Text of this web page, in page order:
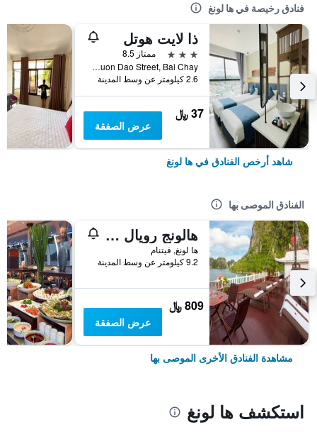
فنادق رخيصة في ها لونغ
ذا لايت هوتل
3 نجوم
ممتاز 8.5
108a Vuon Dao Street, Bai Chay, ها لونغ, فيتنام
2.6 كيلومتر عن وسط المدينة
37 ﷼
عرض الصفقة
شاهد أرخص الفنادق في ها لونغ
الفنادق الموصى بها
هالونج رويال بالاس كروز
ها لونغ, فيتنام
9.2 كيلومتر عن وسط المدينة
809 ﷼
عرض الصفقة
مشاهدة الفنادق الأخرى الموصى بها
استكشف ها لونغ